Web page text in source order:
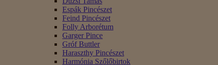
Espák Pincészet
Feind Pincészet
Folly Arborétum
Garger Pince
Gróf Buttler
Haraszthy Pincészet
Harmónia Szőlőbirtok